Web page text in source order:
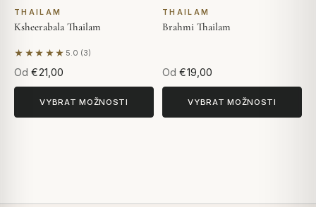
THAILAM
Ksheerabala Thailam
★★★★★ 5.0 (3)
Na základě 3 hodnocení
Od €21,00
VYBRAT MOŽNOSTI
THAILAM
Brahmi Thailam
Od €19,00
VYBRAT MOŽNOSTI